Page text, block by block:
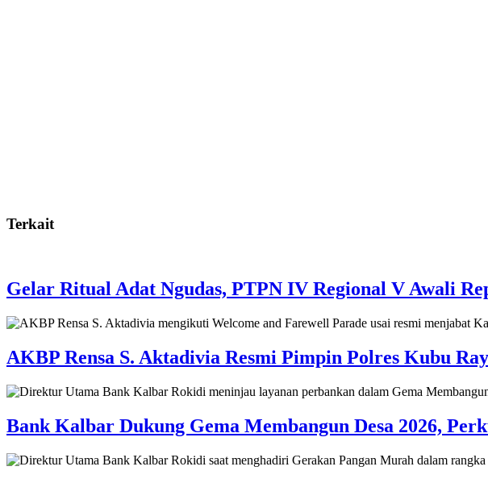
Terkait
Gelar Ritual Adat Ngudas, PTPN IV Regional V Awali
AKBP Rensa S. Aktadivia Resmi Pimpin Polres Kubu
Bank Kalbar Dukung Gema Membangun Desa 2026,